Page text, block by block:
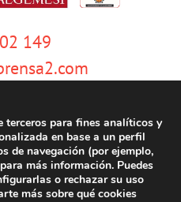
149
terceros para fines analíticos y
en base a un perfil
de navegación (por ejemplo,
para más información. Puedes
o rechazar su uso
más sobre qué cookies